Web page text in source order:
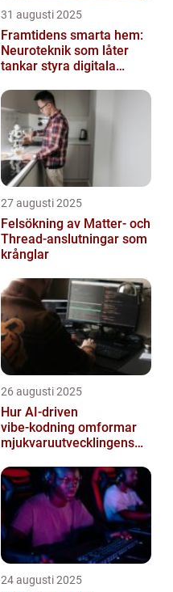
31 augusti 2025
Framtidens smarta hem:
Neuroteknik som låter
tankar styra digitala
27 augusti 2025
Felsökning av Matter‑ och
Thread‑anslutningar som
krånglar
26 augusti 2025
Hur AI‑driven
vibe‑kodning omformar
mjukvaruutvecklingens
24 augusti 2025